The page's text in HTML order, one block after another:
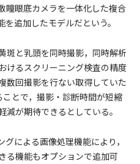
瞳眼底カメラを一体化した複合
追加したモデルだという。
斑と乳頭を同時撮影，同時解析
けるスクリーニング検査の精度
数回撮影を行ない取得していた
とで，撮影・診断時間が短縮
が期待できるとしている。
による画像処理機能により，
る機能もオプションで追加可